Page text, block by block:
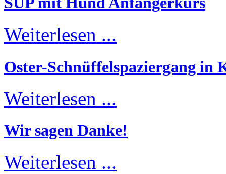
Weiterlesen ...
Oster-Schnüffelspaziergang in
Weiterlesen ...
Wir sagen Danke!
Weiterlesen ...